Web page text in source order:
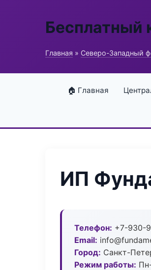
Бесплатный
Главная » Северо-Западный
🏠 Главная
ИП
Телефон: +7-930-
Email:
Город: Санкт-
Режим работы: